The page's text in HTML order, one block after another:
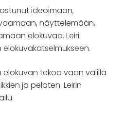
ideoimaan,
näyttelemään,
elokuvaa. Leiri
elokuvan tekoa vaan välillä
ja pelaten. Leirin